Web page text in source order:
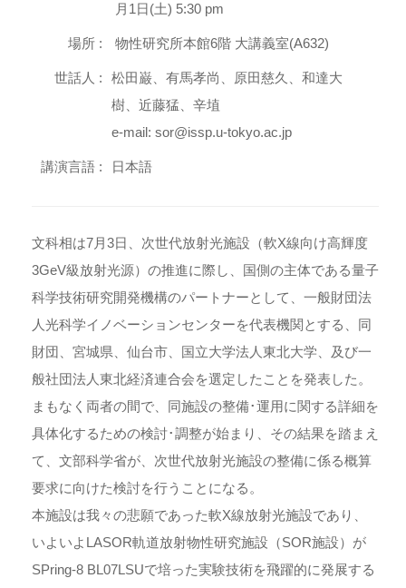
月1日(土) 5:30 pm
場所 : 物性研究所本館6階 大講義室(A632)
世話人 :
松田巌、有馬孝尚、原田慈久、和達大
樹、近藤猛、辛埴
e-mail: sor@issp.u-tokyo.ac.jp
講演言語 : 日本語
文科相は7月3日、次世代放射光施設（軟X線向け高輝度
3GeV級放射光源）の推進に際し、国側の主体である量子
科学技術研究開発機構のパートナーとして、一般財団法
人光科学イノベーションセンターを代表機関とする、同
財団、宮城県、仙台市、国立大学法人東北大学、及び一
般社団法人東北経済連合会を選定したことを発表した。
まもなく両者の間で、同施設の整備･運用に関する詳細を
具体化するための検討･調整が始まり、その結果を踏まえ
て、文部科学省が、次世代放射光施設の整備に係る概算
要求に向けた検討を行うことになる。
本施設は我々の悲願であった軟X線放射光施設であり、
いよいよLASOR軌道放射物性研究施設（SOR施設）が
SPring-8 BL07LSUで培った実験技術を飛躍的に発展する